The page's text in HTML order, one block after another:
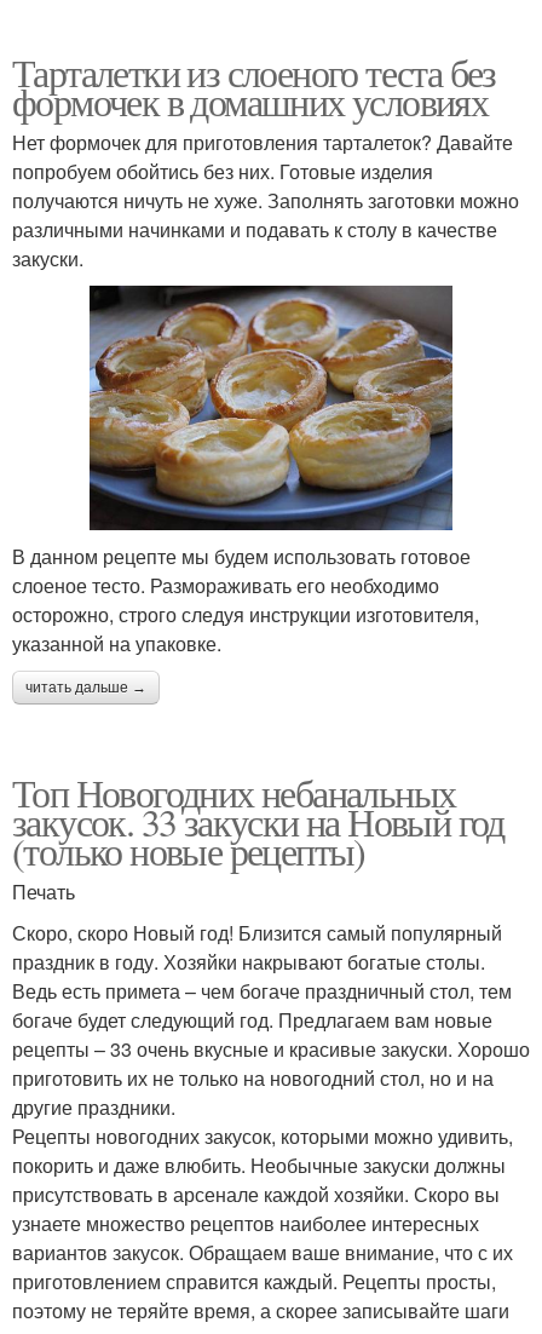
Тарталетки из слоеного теста без
формочек в домашних условиях
Нет формочек для приготовления тарталеток? Давайте
попробуем обойтись без них. Готовые изделия
получаются ничуть не хуже. Заполнять заготовки можно
различными начинками и подавать к столу в качестве
закуски.
В данном рецепте мы будем использовать готовое
слоеное тесто. Размораживать его необходимо
осторожно, строго следуя инструкции изготовителя,
указанной на упаковке.
читать дальше →
Топ Новогодних небанальных
закусок. 33 закуски на Новый год
(только новые рецепты)
Печать
Скоро, скоро Новый год! Близится самый популярный
праздник в году. Хозяйки накрывают богатые столы.
Ведь есть примета – чем богаче праздничный стол, тем
богаче будет следующий год. Предлагаем вам новые
рецепты – 33 очень вкусные и красивые закуски. Хорошо
приготовить их не только на новогодний стол, но и на
другие праздники.
Рецепты новогодних закусок, которыми можно удивить,
покорить и даже влюбить. Необычные закуски должны
присутствовать в арсенале каждой хозяйки. Скоро вы
узнаете множество рецептов наиболее интересных
вариантов закусок. Обращаем ваше внимание, что с их
приготовлением справится каждый. Рецепты просты,
поэтому не теряйте время, а скорее записывайте шаги